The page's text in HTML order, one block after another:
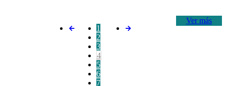
Ver más
1
2
3
4
5
6
7